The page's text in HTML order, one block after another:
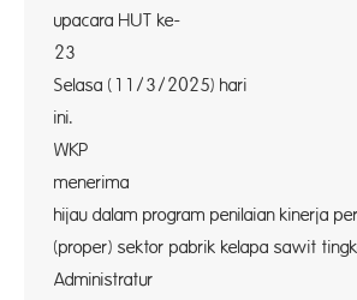
upacara HUT ke-
23
Selasa (11/3/2025) hari
ini.
WKP
hijau dalam program penilaian kinerja
(proper) sektor pabrik kelapa sawit
Administratur